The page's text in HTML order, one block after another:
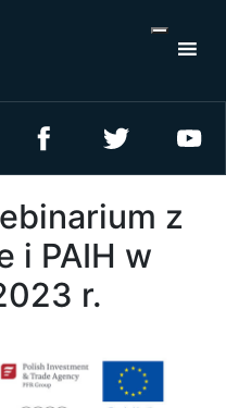
z
i PAIH w
r.